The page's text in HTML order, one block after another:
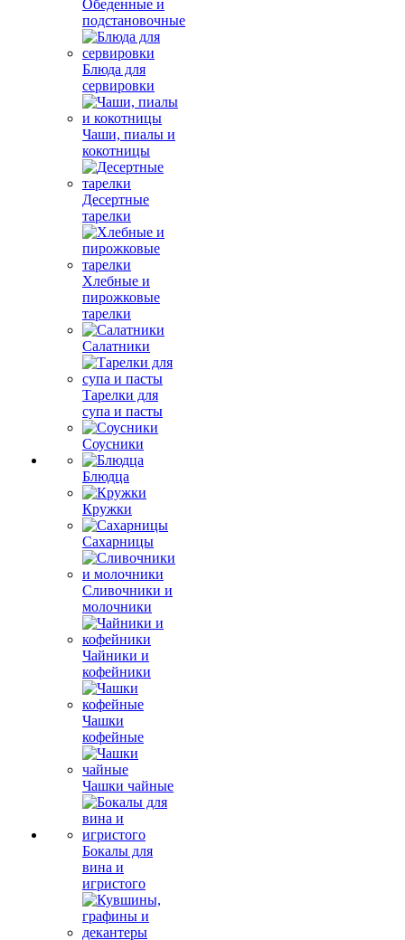
Обеденные и
подстановочные
Блюда для
сервировки
Чаши, пиалы и
кокотницы
Десертные
тарелки
Хлебные и
пирожковые
тарелки
Салатники
Тарелки для
супа и пасты
Соусники
Блюдца
Кружки
Сахарницы
Сливочники и
молочники
Чайники и
кофейники
Чашки
кофейные
Чашки чайные
Бокалы для
вина и
игристого